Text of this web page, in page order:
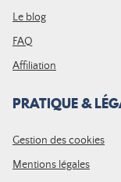
Le blog
FAQ
Affiliation
PRATIQUE &
Gestion des cookies
Mentions légales